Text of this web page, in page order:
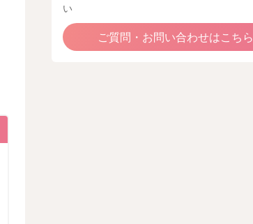
い
ご質問・お問い合わせはこちら